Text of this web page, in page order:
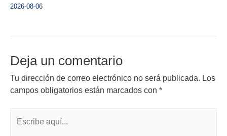
2026-08-06
Deja un comentario
Tu dirección de correo electrónico no será publicada. Los
campos obligatorios están marcados con *